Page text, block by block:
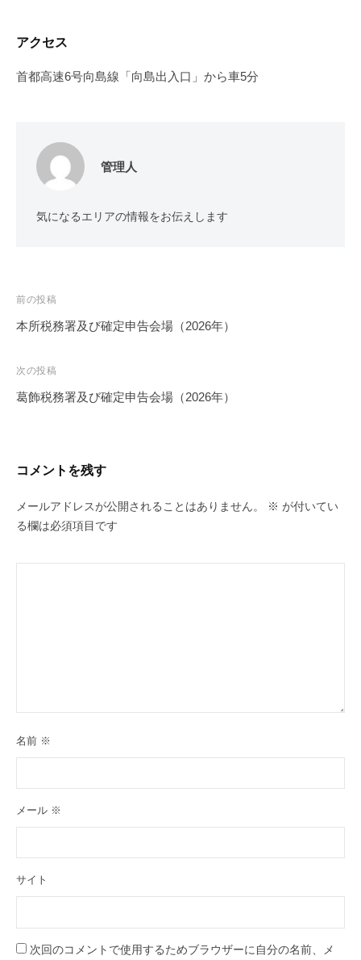
アクセス
首都高速6号向島線「向島出入口」から車5分
管理人
気になるエリアの情報をお伝えします
投
稿
ビ
ゲ
前の投稿
本所税務署及び確定申告会場（2026年）
次の投稿
葛飾税務署及び確定申告会場（2026年）
コメントを残す
メールアドレスが公開されることはありません。 ※ が付いてい
る欄は必須項目です
名前 ※
メール ※
サイト
次回のコメントで使用するためブラウザーに自分の名前、メ